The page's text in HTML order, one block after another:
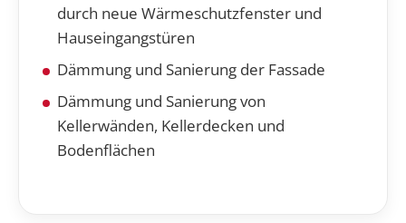
durch neue Wärmeschutzfenster und
Hauseingangstüren
Dämmung und Sanierung der Fassade
Dämmung und Sanierung von
Kellerwänden, Kellerdecken und
Bodenflächen